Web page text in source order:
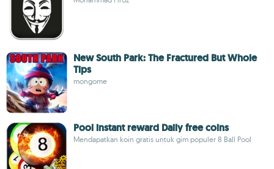
New South Park: The Fractured But Whole
Tips
mongome
Pool instant reward Daily free coins
Mendapatkan koin gratis untuk gim populer 8 Ball Pool